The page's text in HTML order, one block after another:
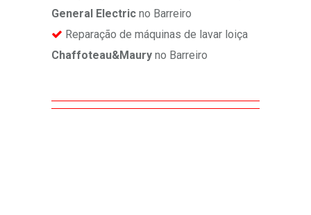
General Electric no Barreiro
Reparação de máquinas de lavar loiça
Chaffoteau&Maury no Barreiro